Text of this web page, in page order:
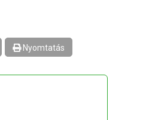
Nyomtatás